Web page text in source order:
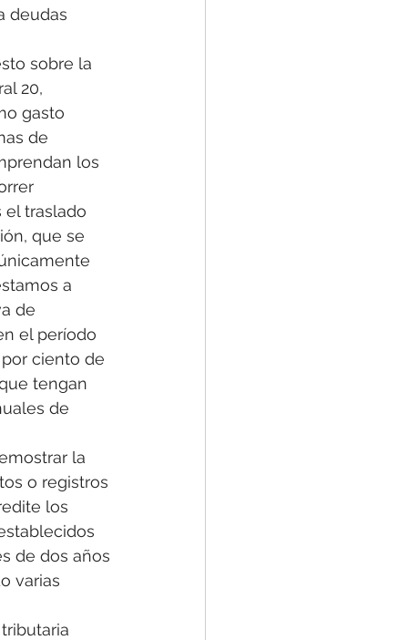
deudas
sobre la
20,
gasto
de
los
el traslado
que se
a
de
el período
ciento de
tengan
de
la
o registros
los
de dos años
varias